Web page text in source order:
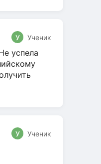
У Ученик
успела
У Ученик